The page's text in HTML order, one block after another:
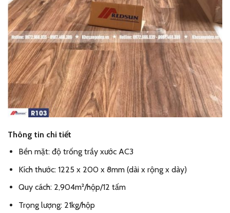
Thông tin chi tiết
Bền mặt: độ trống trầy xước AC3
Kích thước: 1225 x 200 x 8mm (dài x rộng x dày)
Quy cách: 2,904m²/hộp/12 tấm
Trọng lượng: 21kg/hộp